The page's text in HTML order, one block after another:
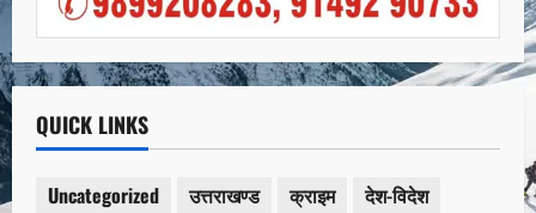
QUICK LINKS
Uncategorized उत्तराखण्ड क्राइम
देश-विदेश